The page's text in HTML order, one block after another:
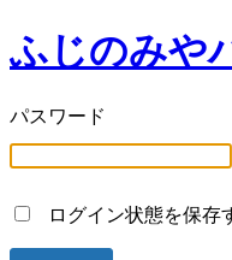
ふじのみや
パスワード
ログイン状態を保存